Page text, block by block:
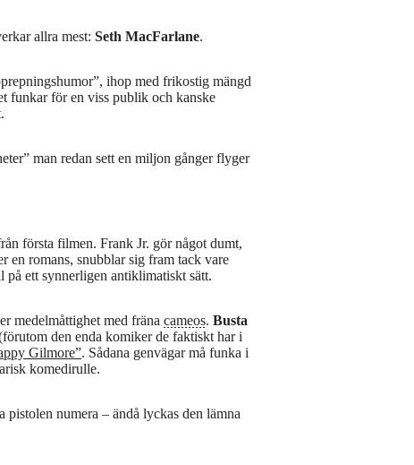
allra mest: Seth MacFarlane.
ihop med frikostig mängd
funkar för en viss publik och kanske
man redan sett en miljon gånger flyger
första filmen. Frank Jr. gör något dumt,
en romans, snubblar sig fram tack vare
ett synnerligen antiklimatiskt sätt.
medelmåttighet med fräna cameos. Busta
den enda komiker de faktiskt har i
Gilmore”. Sådana genvägar må funka i
komedirulle.
pistolen numera – ändå lyckas den lämna